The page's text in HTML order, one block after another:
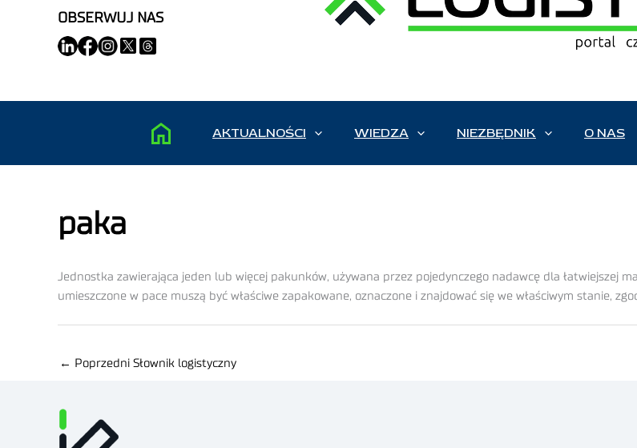
OBSERWUJ NAS
AKTUALNOŚCI WIEDZA NIEZBĘDNIK O NAS
paka
Jednostka zawierająca jeden lub więcej pakunków, używana przez pojedynczego nadawcę dla łatwiejszej
umieszczone w pace muszą być właściwe zapakowane, oznaczone i znajdować się we właściwym stanie,
← Poprzedni Słownik logistyczny